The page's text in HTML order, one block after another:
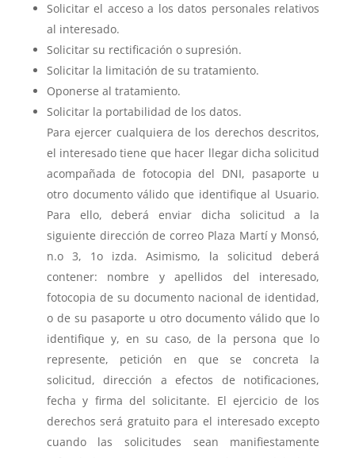
Solicitar el acceso a los datos personales relativos
al interesado.
Solicitar su rectificación o supresión.
Solicitar la limitación de su tratamiento.
Oponerse al tratamiento.
Solicitar la portabilidad de los datos.
Para ejercer cualquiera de los derechos descritos,
el interesado tiene que hacer llegar dicha solicitud
acompañada de fotocopia del DNI, pasaporte u
otro documento válido que identifique al Usuario.
Para ello, deberá enviar dicha solicitud a la
siguiente dirección de correo Plaza Martí y Monsó,
n.o 3, 1o izda. Asimismo, la solicitud deberá
contener: nombre y apellidos del interesado,
fotocopia de su documento nacional de identidad,
o de su pasaporte u otro documento válido que lo
identifique y, en su caso, de la persona que lo
represente, petición en que se concreta la
solicitud, dirección a efectos de notificaciones,
fecha y firma del solicitante. El ejercicio de los
derechos será gratuito para el interesado excepto
cuando las solicitudes sean manifiestamente